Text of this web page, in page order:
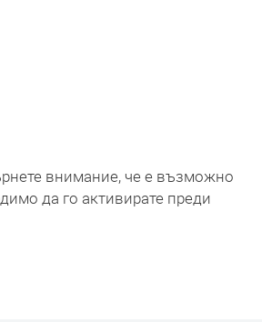
внимание, че е възможно
да го активирате преди